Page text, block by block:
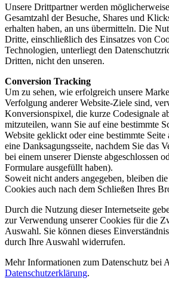
Unsere Drittpartner werden
Gesamtzahl der Besuche, Shares und
erhalten haben, an uns übermitteln. Die
Dritte, einschließlich des Einsatzes von
Technologien, unterliegt den
Dritten, nicht den unseren.
Conversion Tracking
Um zu sehen, wie erfolgreich unsere
Verfolgung anderer Website-Ziele sind,
Konversionspixel, die kurze Codesignale
mitzuteilen, wann Sie auf eine bestimmte
Website geklickt oder eine bestimmte
eine Danksagungsseite, nachdem Sie das
bei einem unserer Dienste abgeschlossen
Formulare ausgefüllt haben).
Soweit nicht anders angegeben, bleiben
Cookies auch nach dem Schließen Ihres
Durch die Nutzung dieser Internetseite
zur Verwendung unserer Cookies für die
Auswahl. Sie können dieses
durch Ihre Auswahl widerrufen.
Mehr Informationen zum Datenschutz bei
Datenschutzerklärung.